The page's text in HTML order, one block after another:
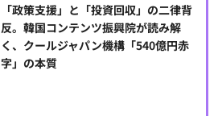
「政策支援」と「投資回収」の二律背
反。韓国コンテンツ振興院が読み解
く、クールジャパン機構「540億円赤
字」の本質